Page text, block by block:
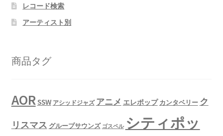
レコード検索
アーティスト別
商品タグ
AORSSW アシッドジャズ アニメ エレポップ カンタベリー ク
リスマス グループサウンズ ゴスペル シティポッ